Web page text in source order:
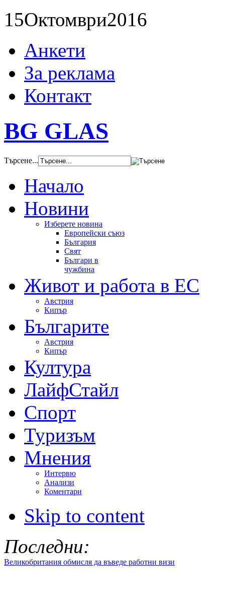
15Октомври2016
Анкети
За реклама
Контакт
BG GLAS
Търсене...
Начало
Новини
Изберете новина
Европейски съюз
България
Свят
Българи в
чужбина
Живот и работа в ЕС
Австрия
Кипър
Българите
Австрия
Кипър
Култура
ЛайфСтайл
Спорт
Туризъм
Мнения
Интервю
Анализи
Коментари
Skip to content
Последни:
Великобритания обмисля да въведе работни визи